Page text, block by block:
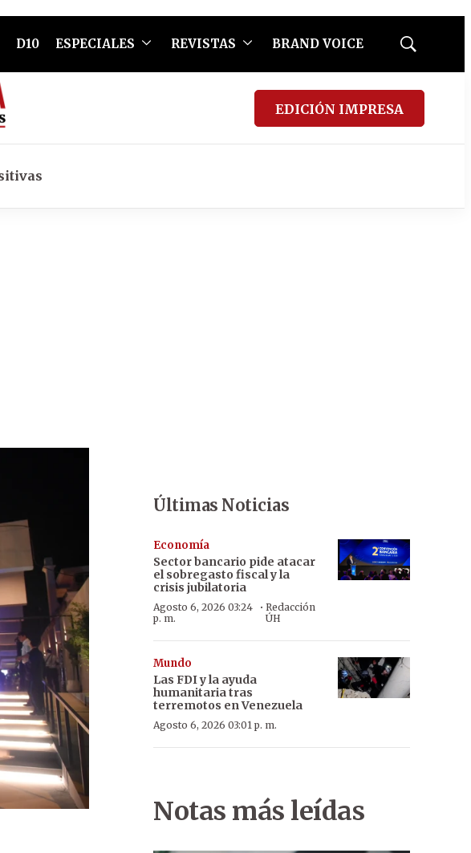
D10 ESPECIALES REVISTAS BRAND VOICE
Mostrar
EDICIÓN IMPRESA
Últimas Noticias
Economía
Sector bancario pide atacar
el sobregasto fiscal y la
crisis jubilatoria
Agosto 6, 2026 03:24
p. m.
· Redacción
ÚH
Mundo
Las FDI y la ayuda
humanitaria tras
terremotos en Venezuela
Agosto 6, 2026 03:01 p. m.
Notas más leídas